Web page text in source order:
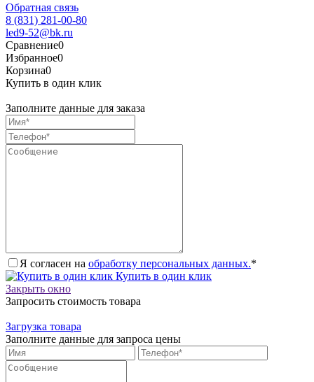
Обратная связь
8 (831) 281-00-80
led9-52@bk.ru
Сравнение0
Избранное0
Корзина0
Купить в один клик
Заполните данные для заказа
Я согласен на обработку персональных данных.*
Купить в один клик
Закрыть окно
Запросить стоимость товара
Загрузка товара
Заполните данные для запроса цены